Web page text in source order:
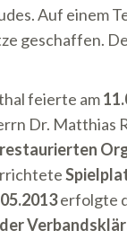
Auf einem
geschaffen.
feierte am
Dr. Matthias
erfolgte